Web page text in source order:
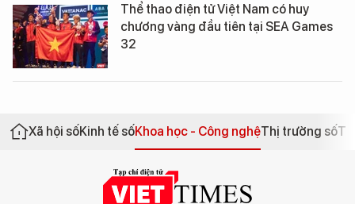
Thể thao điện tử Việt Nam có huy
chương vàng đầu tiên tại SEA Games
32
Xã hội sốKinh tế sốKhoa học - Công nghệThị trường số